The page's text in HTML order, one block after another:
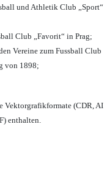
und Athletik Club „Sport“
Club „Favorit“ in Prag;
Vereine zum Fussball Club
von 1898;
Vektorgrafikformate (CDR, AI
enthalten.